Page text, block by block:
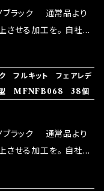
開発製品です。 購入先
ズ直販サイトと横浜に
りますので宜しくお願
ラック 通常品より
せる加工を。 自社比
ーMAX織戸選手がテス
けて検証し、これは
必ずプラスになりデメ
開発製品です。 購入先
ズ直販サイトと横浜に
フルキット フェアレデ
MFNFB068 38個
ラック 通常品より
せる加工を。 自社比